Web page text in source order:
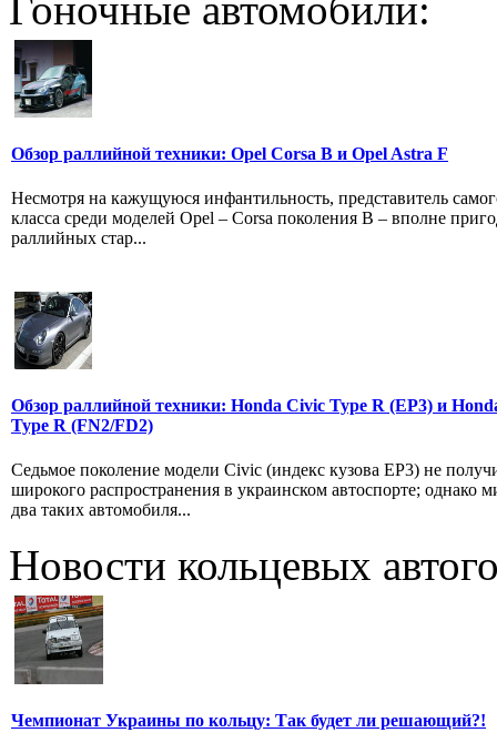
Гоночные автомобили:
Обзор раллийной техники: Opel Corsa В и Opel Astra F
Несмотря на кажущуюся инфантильность, представитель
класса среди моделей Opel – Corsa поколения В – вполне
раллийных стар...
Обзор раллийной техники: Honda Civic Type R (EP3) и
Type R (FN2/FD2)
Седьмое поколение модели Civic (индекс кузова ЕР3) не
широкого распространения в украинском автоспорте; однако
два таких автомобиля...
Новости кольцевых
Чемпионат Украины по кольцу: Так будет ли решающий?!